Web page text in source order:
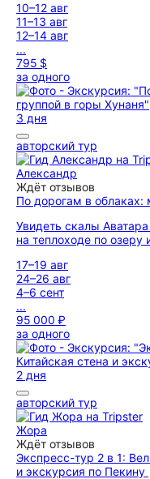
10–12 авг
11–13 авг
12–14 авг
...
795 $
за одного
3 дня
авторский тур
Александр
Ждёт отзывов
По дорогам в облаках:
Увидеть скалы
на теплоходе по
17–19 авг
24–26 авг
4–6 сент
...
95 000 ₽
за одного
2 дня
авторский тур
Жора
Ждёт отзывов
Экспресс-тур 2 в 1:
и экскурсия по Пекину